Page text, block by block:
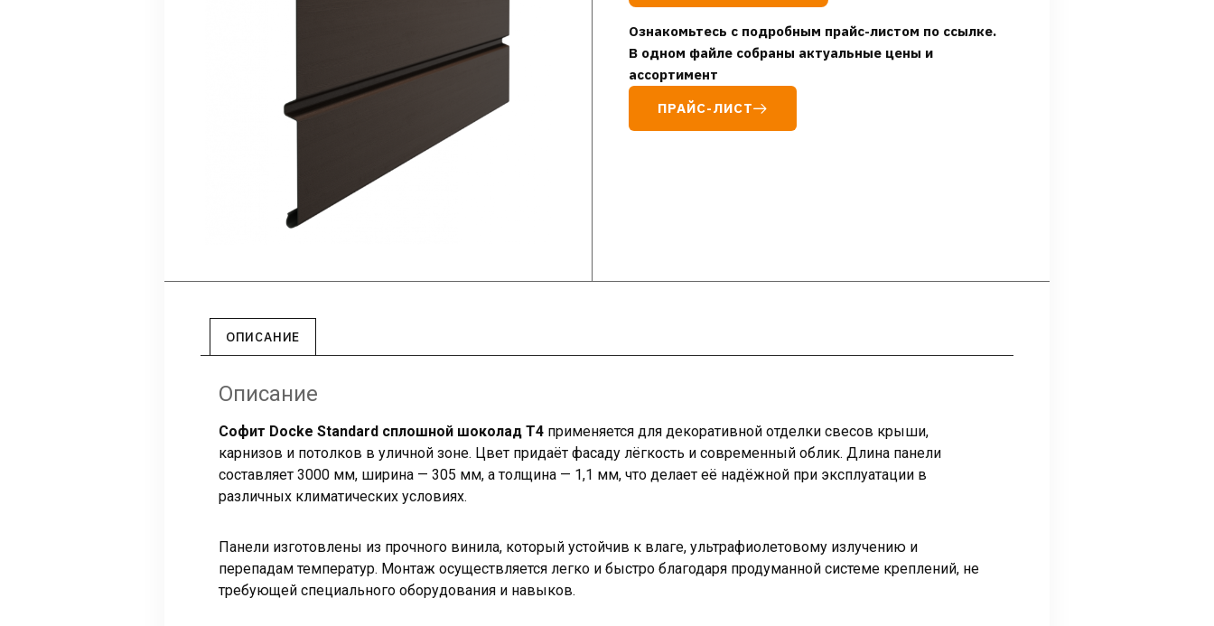
Ознакомьтесь с подробным прайс-листом по ссылке.
В одном файле собраны актуальные цены и
ассортимент
ПРАЙС-ЛИСТ
ОПИСАНИЕ
Описание
Софит Docke Standard сплошной шоколад T4 применяется для декоративной отделки свесов крыши,
карнизов и потолков в уличной зоне. Цвет придаёт фасаду лёгкость и современный облик. Длина панели
составляет 3000 мм, ширина — 305 мм, а толщина — 1,1 мм, что делает её надёжной при эксплуатации в
различных климатических условиях.
Панели изготовлены из прочного винила, который устойчив к влаге, ультрафиолетовому излучению и
перепадам температур. Монтаж осуществляется легко и быстро благодаря продуманной системе креплений, не
требующей специального оборудования и навыков.